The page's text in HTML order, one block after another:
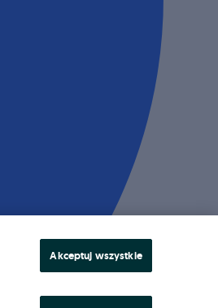
Akceptuj wszystkie